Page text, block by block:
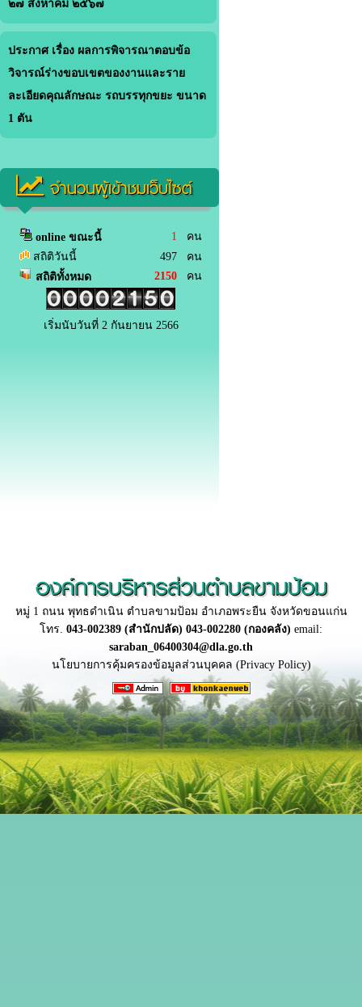
๒๗ สิงหาคม ๒๕๖๗
ประกาศ เรื่อง ผลการพิจารณาตอบข้อ
วิจารณ์ร่างขอบเขตของงานและราย
ละเอียดคุณลักษณะ รถบรรทุกขยะ ขนาด
1 ตัน
จำนวนผู้เข้าชมเว็บไซต์
online ขณะนี้ 1 คน
สถิติวันนี้
497 คน
สถิติทั้งหมด
2150 คน
เริ่มนับวันที่ 2 กันยายน 2566
องค์การบริหารส่วนตำบลขามป้อม
หมู่ 1 ถนน พุทธดำเนิน ตำบลขามป้อม อำเภอพระยืน จังหวัดขอนแก่น
โทร. 043-002389 (สำนักปลัด) 043-002280 (กองคลัง) email:
saraban_06400304@dla.go.th
นโยบายการคุ้มครองข้อมูลส่วนบุคคล (Privacy Policy)